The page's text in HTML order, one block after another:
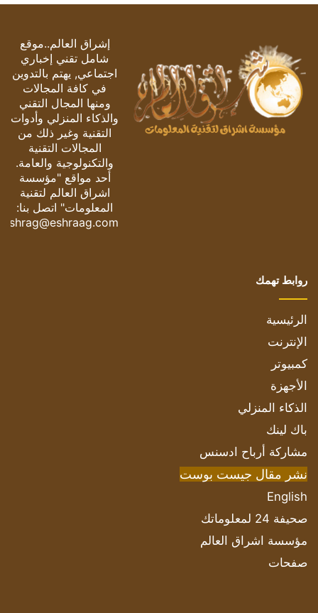
إشراق العالم..موقع
شامل تقني إخباري
اجتماعي, يهتم بالتدوين
في كافة المجالات
ومنها المجال التقني
والذكاء المنزلي وأدوات
التقنية وغير ذلك من
المجالات التقنية
والتكنولوجية والعامة.
أحد مواقع "مؤسسة
اشراق العالم لتقنية
المعلومات" اتصل بنا:
eshrag@eshraag.com
روابط تهمك
الرئيسية
الإنترنت
كمبيوتر
الأجهزة
الذكاء المنزلي
باك لينك
مشاركة أرباح ادسنس
نشر مقال جيست بوست
English
صحيفة 24 لمعلوماتك
مؤسسة اشراق العالم
صفحات